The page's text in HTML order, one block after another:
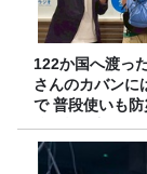
122か国へ渡っ
さんのカバンに
で 普段使いも
強の棒が入って